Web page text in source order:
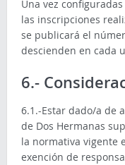
Una vez
las inscripciones
se publicará el
descienden en cada
6.-
6.1.-Estar dado/a de
de Dos Hermanas
la normativa vigente
exención de